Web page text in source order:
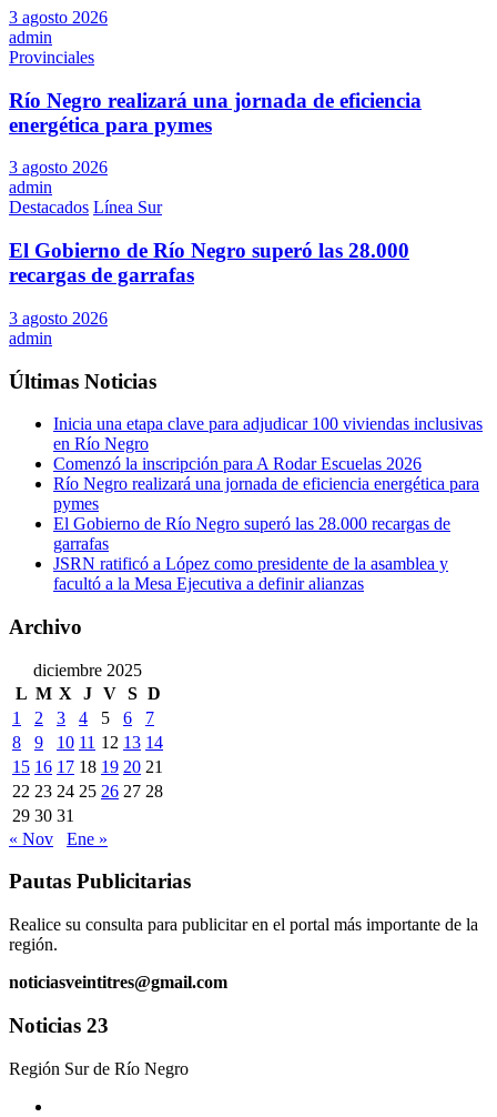
3 agosto 2026
admin
Provinciales
Río Negro realizará una jornada de eficiencia
energética para pymes
3 agosto 2026
admin
Destacados Línea Sur
El Gobierno de Río Negro superó las 28.000
recargas de garrafas
3 agosto 2026
admin
Últimas Noticias
Inicia una etapa clave para adjudicar 100 viviendas inclusivas
en Río Negro
Comenzó la inscripción para A Rodar Escuelas 2026
Río Negro realizará una jornada de eficiencia energética para
pymes
El Gobierno de Río Negro superó las 28.000 recargas de
garrafas
JSRN ratificó a López como presidente de la asamblea y
facultó a la Mesa Ejecutiva a definir alianzas
Archivo
diciembre 2025
L M X J V S D
1
2 3 4 5 6
7
8
9 10 11 12 13 14
15 16 17 18 19 20 21
22 23 24 25 26 27 28
29 30 31
« Nov
Ene »
Pautas Publicitarias
Realice su consulta para publicitar en el portal más importante de la
región.
noticiasveintitres@gmail.com
Noticias 23
Región Sur de Río Negro